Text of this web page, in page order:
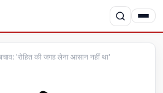
'रोहित की जगह लेना आसान नहीं था'